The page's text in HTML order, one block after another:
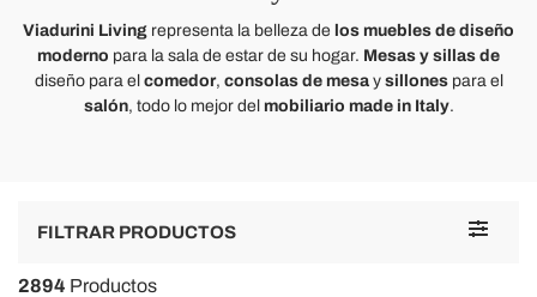
Viadurini Living representa la belleza de los muebles de diseño
moderno para la sala de estar de su hogar. Mesas y sillas de
diseño para el comedor, consolas de mesay sillonespara el
salón, todo lo mejor del mobiliario made in Italy.
Toggle
FILTRAR PRODUCTOS
2894 Productos